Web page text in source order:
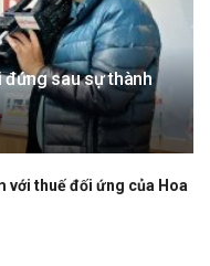
đứng sau sự thành
với thuế đối ứng của Hoa